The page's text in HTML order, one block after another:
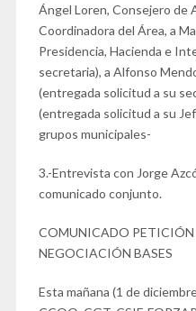
Ángel Loren, Consejero de
Coordinadora del Área, a
Presidencia, Hacienda e
secretaria), a Alfonso
(entregada solicitud a su
(entregada solicitud a su
grupos municipales-
3.-Entrevista con Jorge
comunicado conjunto.
COMUNICADO PETICIÓN
NEGOCIACIÓN BASES
Esta mañana (1 de